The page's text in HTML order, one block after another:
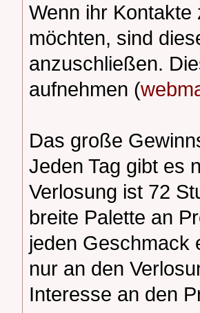
Wenn ihr
möchten, sind
anzuschließen.
aufnehmen (
Das große
Jeden Tag gibt es
Verlosung ist 72
breite Palette an
jeden Geschmack
nur an den
Interesse an den